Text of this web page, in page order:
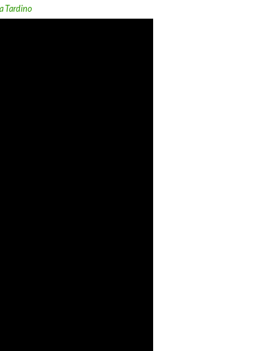
Tardino